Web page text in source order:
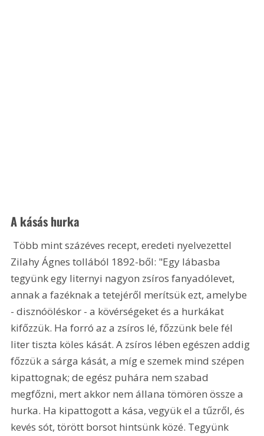
A kásás hurka
Zilahy Ágnes tollából 1892-ből: "Egy lábasba
tegyünk egy liternyi nagyon zsíros fanyadólevet,
annak a fazéknak a tetejéről merítsük ezt, amelybe
- disznóöléskor - a kövérségeket és a hurkákat
kifőzzük. Ha forró az a zsíros lé, főzzünk bele fél
liter tiszta köles kását. A zsíros lében egészen addig
főzzük a sárga kását, a míg e szemek mind szépen
kipattognak; de egész puhára nem szabad
megfőzni, mert akkor nem állana tömören össze a
hurka. Ha kipattogott a kása, vegyük el a tűzről, és
kevés sót, törött borsot hintsünk közé. Tegyünk